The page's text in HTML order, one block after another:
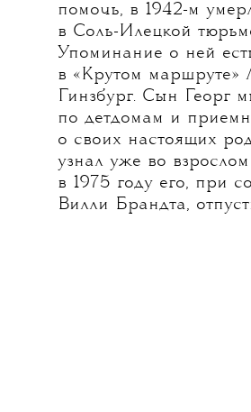
помочь, в 1942-м
в Соль-Илецкой
Упоминание о ней
в «Крутом маршруте»
Гинзбург. Сын Георг
по детдомам и
о своих настоящих
узнал уже во
в 1975 году его, при
Вилли Брандта,